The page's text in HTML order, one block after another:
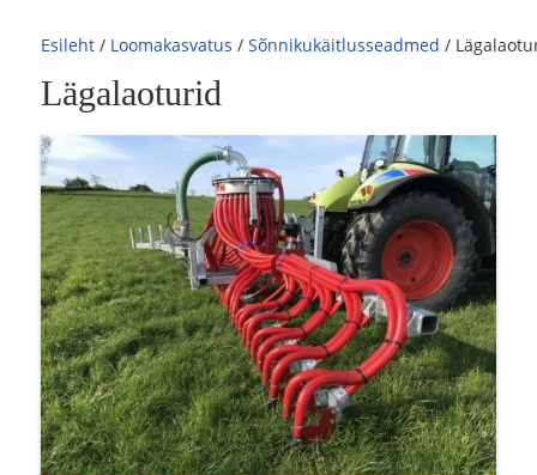
Esileht / Loomakasvatus /Sõnnikukäitlusseadmed /
Lägalaoturid